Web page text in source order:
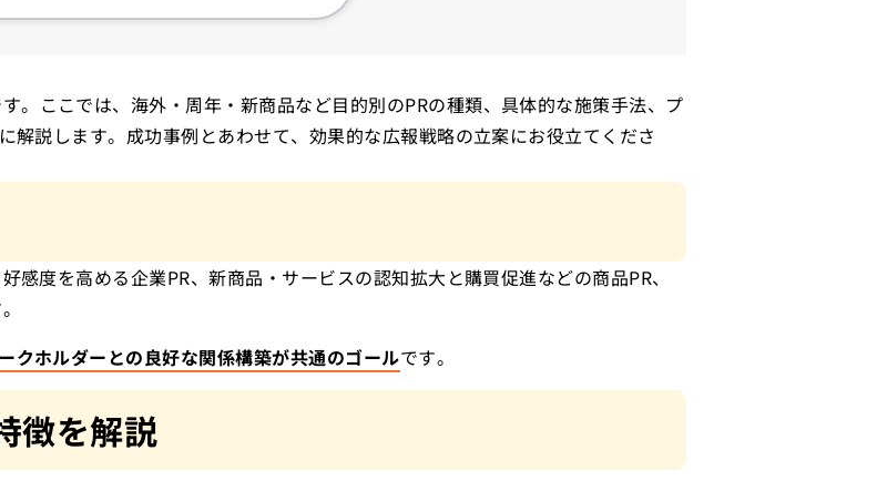
。 ここでは、海外・周年・新商品など目的別のPRの種類、具体的な施策手法、プ
解説します。 成功事例とあわせて、効果的な広報戦略の立案にお役立てくださ
感度を高める企業PR、新商品・サービスの認知拡大と購買促進などの商品PR、
クホルダーとの良好な関係構築が共通のゴールです。
徴を解説